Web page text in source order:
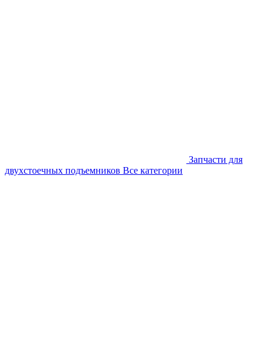
Запчасти для
двухстоечных подъемников Все категории